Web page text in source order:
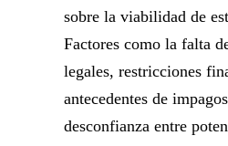
sobre la viabilidad de
Factores como la falta
legales, restricciones
antecedentes de
desconfianza entre